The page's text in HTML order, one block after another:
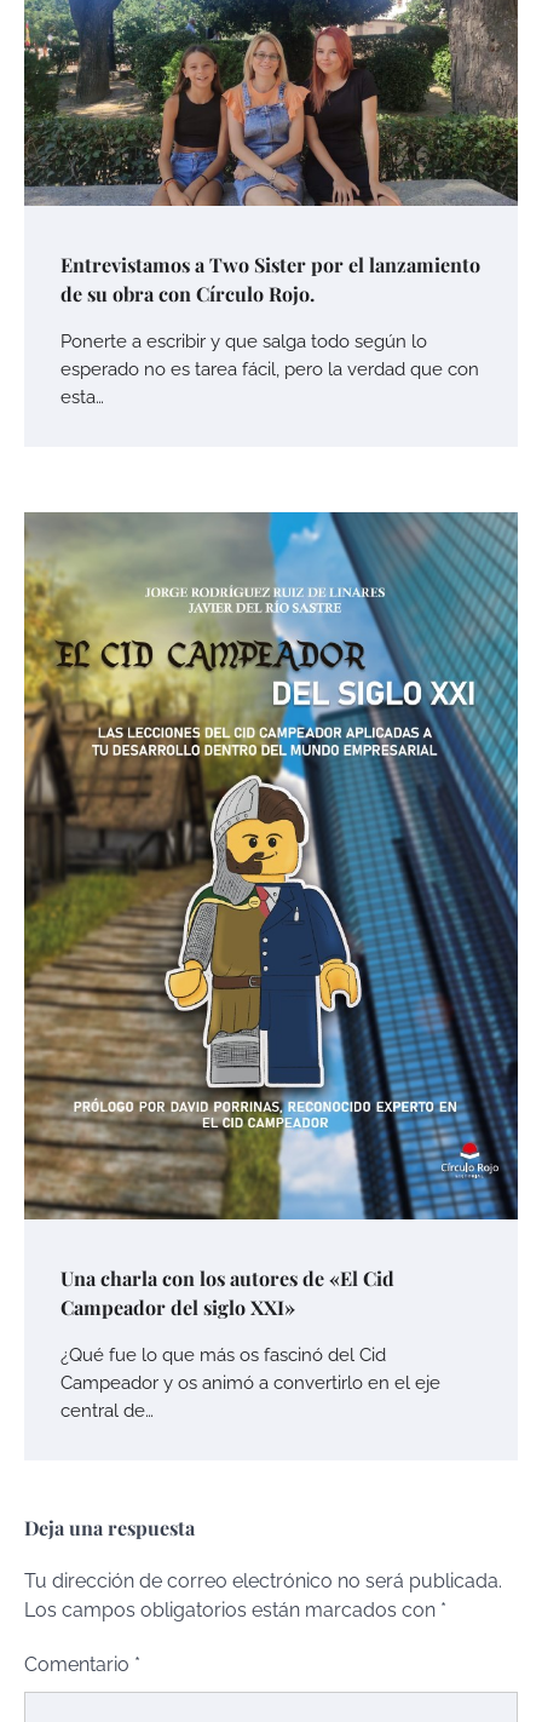
Entrevistamos a Two Sister por el lanzamiento
de su obra con Círculo Rojo.
Ponerte a escribir y que salga todo según lo
esperado no es tarea fácil, pero la verdad que con
esta…
Una charla con los autores de «El Cid
Campeador del siglo XXI»
¿Qué fue lo que más os fascinó del Cid
Campeador y os animó a convertirlo en el eje
central de…
Deja una respuesta
Tu dirección de correo electrónico no será publicada.
Los campos obligatorios están marcados con *
Comentario *